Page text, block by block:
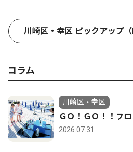
川崎区・幸区 ピックアップ
コラム
川崎区・幸区
ＧＯ！ＧＯ！！フ
2026.07.31